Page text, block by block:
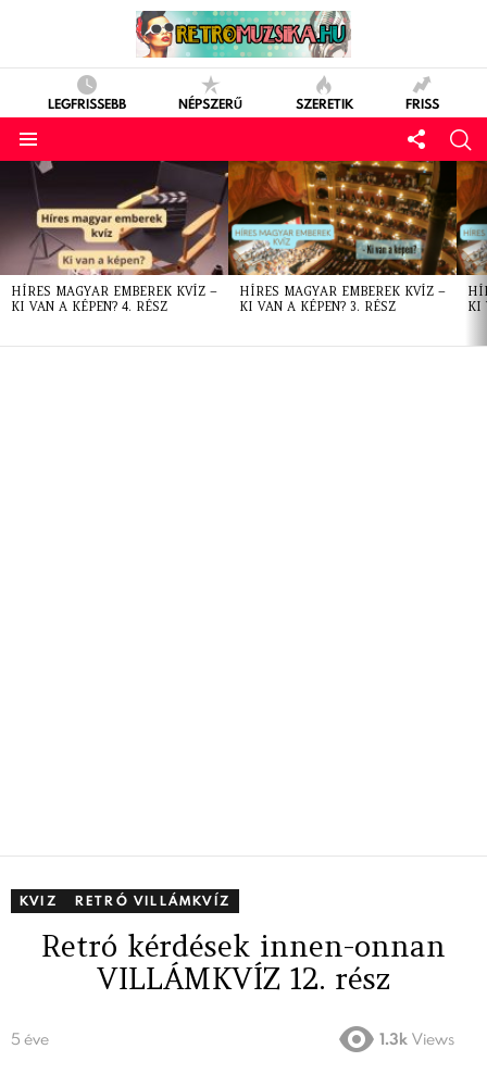
LEGFRISSEBB NÉPSZERŰ SZERETIK FRISS
LATEST
STORIES
HÍRES MAGYAR EMBEREK KVÍZ –
KI VAN A KÉPEN? 4. RÉSZ
HÍRES MAGYAR EMBEREK KVÍZ –
KI VAN A KÉPEN? 3. RÉSZ
KI
KVIZ RETRÓ VILLÁMKVÍZ
Retró kérdések innen-onnan
VILLÁMKVÍZ 12. rész
5 éve 1.3k Views